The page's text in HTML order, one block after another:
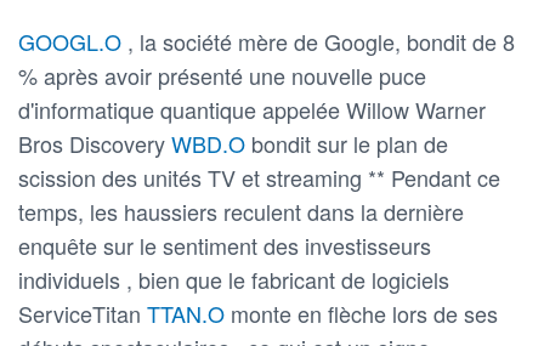
GOOGL.O , la société mère de Google, bondit de 8
% après avoir présenté une nouvelle puce
d'informatique quantique appelée Willow Warner
Bros DiscoveryWBD.O bondit sur le plan de
scission des unités TV et streaming ** Pendant ce
temps, les haussiers reculent dans la dernière
enquête sur le sentiment des investisseurs
individuels , bien que le fabricant de logiciels
ServiceTitan TTAN.O monte en flèche lors de ses